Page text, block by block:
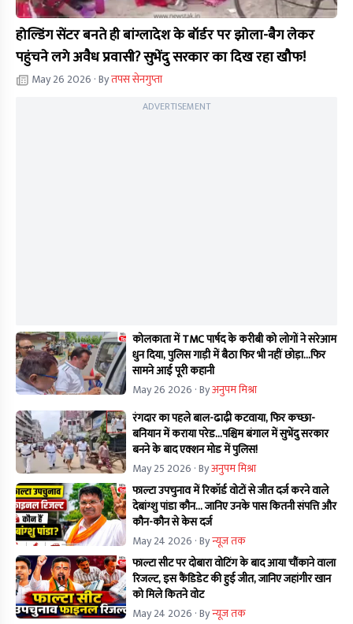
होल्डिंग सेंटर बनते ही बांग्लादेश के बॉर्डर पर झोला-बैग लेकर
पहुंचने लगे अवैध प्रवासी? सुभेंदु सरकार का दिख रहा खौफ!
May 26 2026 · Byतपस सेनगुप्ता
ADVERTISEMENT
कोलकाता में TMC पार्षद के करीबी को लोगों ने सरेआम
धुन दिया, पुलिस गाड़ी में बैठा फिर भी नहीं छोड़ा...फिर
सामने आई पूरी कहानी
May 26 2026 · Byअनुपम मिश्रा
रंगदार का पहले बाल-ढाढ़ी कटवाया, फिर कच्छा-
बनियान में कराया परेड...पश्चिम बंगाल में सुभेंदु सरकार
बनने के बाद एक्शन मोड में पुलिस!
May 25 2026 · Byअनुपम मिश्रा
फाल्टा उपचुनाव में रिकॉर्ड वोटों से जीत दर्ज करने वाले
देबांग्शु पांडा कौन… जानिए उनके पास कितनी संपत्ति और
कौन-कौन से केस दर्ज
May 24 2026 · Byन्यूज तक
फाल्टा सीट पर दोबारा वोटिंग के बाद आया चौंकाने वाला
रिजल्ट, इस कैंडिडेट की हुई जीत, जानिए जहांगीर खान
को मिले कितने वोट
May 24 2026 · Byन्यूज तक